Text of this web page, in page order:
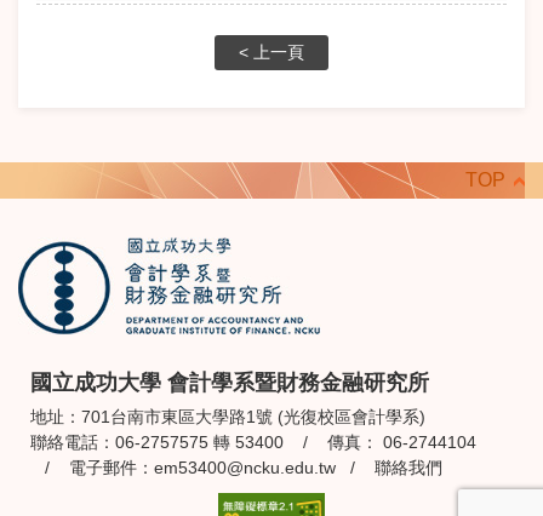
< 上一頁
TOP
國立成功大學 會計學系暨財務金融研究所
地址：701台南市東區大學路1號 (光復校區會計學系)
聯絡電話：06-2757575 轉 53400 / 傳真： 06-2744104
/ 電子郵件： em53400@ncku.edu.tw / 聯絡我們